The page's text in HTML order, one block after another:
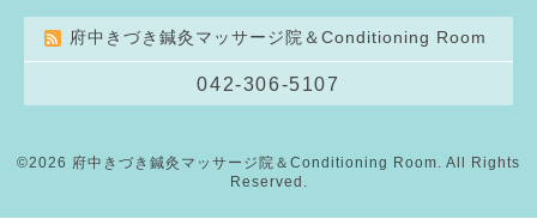
府中きづき鍼灸マッサージ院＆Conditioning Room
042-306-5107
©2026 府中きづき鍼灸マッサージ院＆Conditioning Room . All Rights
Reserved.